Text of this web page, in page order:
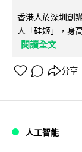
香港人於深圳創
人「硅姬」，身
閱讀全文
分享
人工智能